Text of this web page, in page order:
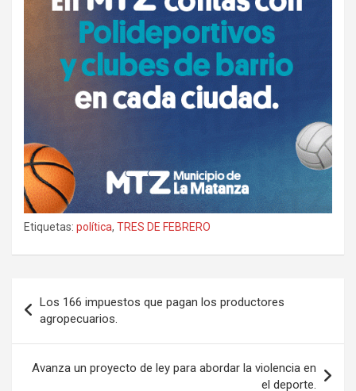
Etiquetas: política, TRES DE FEBRERO
de
entradas
Los 166 impuestos que pagan los productores
agropecuarios.
Avanza un proyecto de ley para abordar la violencia en
el deporte.